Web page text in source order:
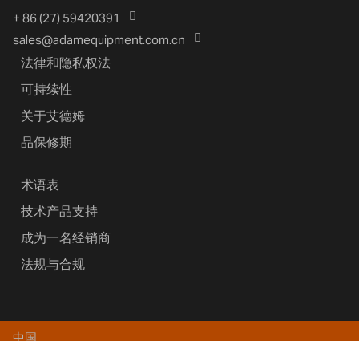
+ 86 (27) 59420391
sales@adamequipment.com.cn
法律和隐私权法
可持续性
关于艾德姆
品保修期
术语表
技术产品支持
成为一名经销商
法规与合规
中国